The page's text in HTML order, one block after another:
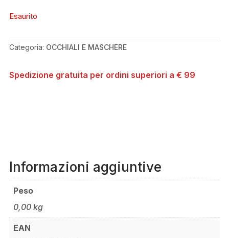
Esaurito
Categoria: OCCHIALI E MASCHERE
Spedizione gratuita per ordini superiori a € 99
Informazioni aggiuntive
Peso
0,00 kg
EAN